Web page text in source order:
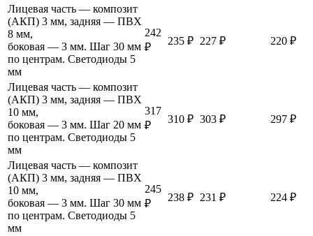
Лицевая часть — композит
(АКП) 3 мм, задняя — ПВХ
8 мм,
боковая — 3 мм. Шаг 30 мм
по центрам. Светодиоды 5
мм
242
₽
235 ₽ 227 ₽ 220 ₽
Лицевая часть — композит
(АКП) 3 мм, задняя — ПВХ
10 мм,
боковая — 3 мм. Шаг 20 мм
по центрам. Светодиоды 5
мм
317
₽
310 ₽ 303 ₽ 297 ₽
Лицевая часть — композит
(АКП) 3 мм, задняя — ПВХ
10 мм,
боковая — 3 мм. Шаг 30 мм
по центрам. Светодиоды 5
мм
245
₽
238 ₽ 231 ₽ 224 ₽